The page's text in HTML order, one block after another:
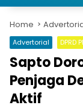
Home
Advertorial DPRD
Sapto
Penjaga
Aktif